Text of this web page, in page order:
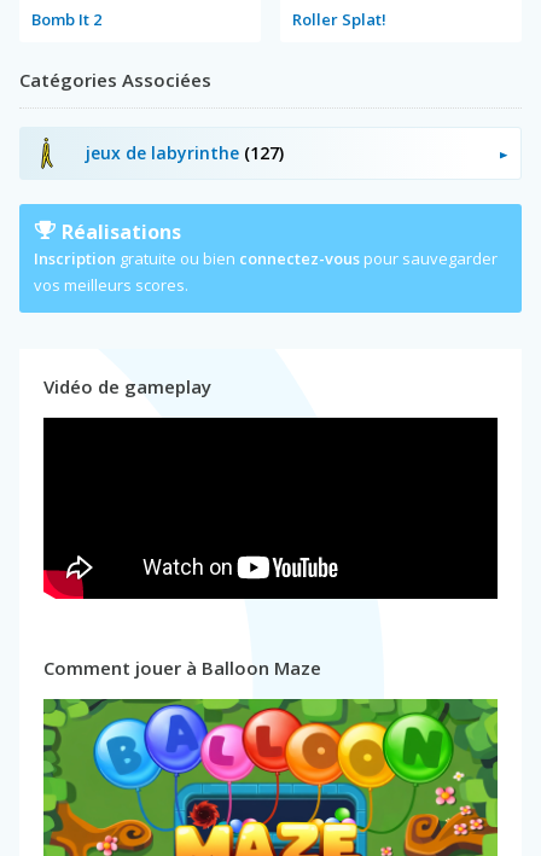
Bomb It 2 Roller Splat!
Catégories Associées
jeux de labyrinthe (127)
Réalisations
Inscription gratuite ou bien connectez-vous pour sauvegarder
vos meilleurs scores.
Vidéo de gameplay
Comment jouer à Balloon Maze